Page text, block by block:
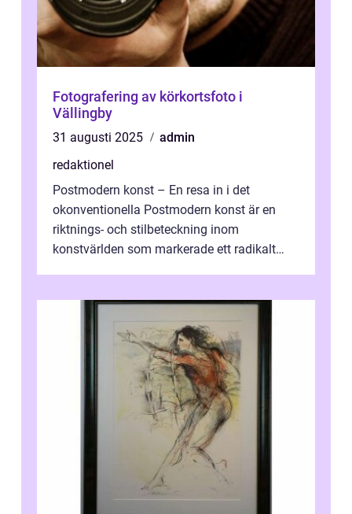
Fotografering av körkortsfoto i
Vällingby
31 augusti 2025
admin
redaktionel
Postmodern konst – En resa in i det
okonventionella Postmodern konst är en
riktnings- och stilbeteckning inom
konstvärlden som markerade ett radikalt